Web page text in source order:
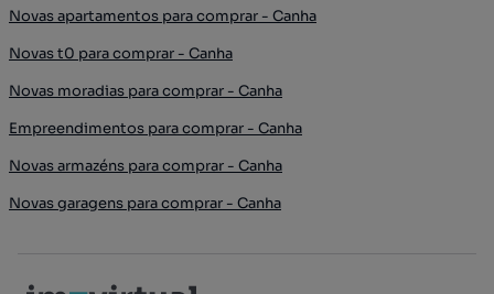
Novas apartamentos para comprar - Canha
Novas t0 para comprar - Canha
Novas moradias para comprar - Canha
Empreendimentos para comprar - Canha
Novas armazéns para comprar - Canha
Novas garagens para comprar - Canha